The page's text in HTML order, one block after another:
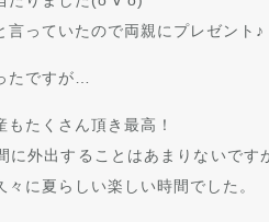
っていたので両親にプレゼント♪
たですが…
たくさん頂き最高！
に外出することはあまりないです
に夏らしい楽しい時間でした。